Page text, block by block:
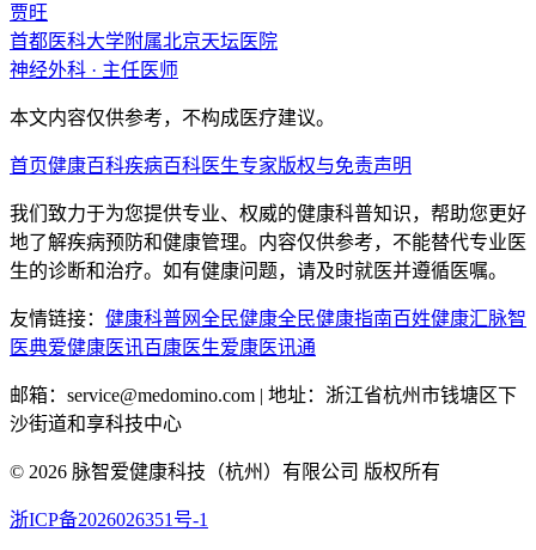
贾旺
首都医科大学附属北京天坛医院
神经外科 · 主任医师
本文内容仅供参考，不构成医疗建议。
首页健康百科疾病百科医生专家版权与免责声明
我们致力于为您提供专业、权威的健康科普知识，帮助您更好
地了解疾病预防和健康管理。内容仅供参考，不能替代专业医
生的诊断和治疗。如有健康问题，请及时就医并遵循医嘱。
友情链接： 健康科普网全民健康全民健康指南百姓健康汇脉智
医典爱健康医讯百康医生爱康医讯通
邮箱：service@medomino.com | 地址：浙江省杭州市钱塘区下
沙街道和享科技中心
© 2026 脉智爱健康科技（杭州）有限公司 版权所有
浙ICP备2026026351号-1